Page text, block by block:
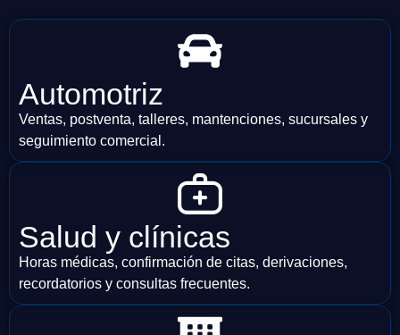
Automotriz
Ventas, postventa, talleres, mantenciones, sucursales y
seguimiento comercial.
Salud y clínicas
Horas médicas, confirmación de citas, derivaciones,
recordatorios y consultas frecuentes.